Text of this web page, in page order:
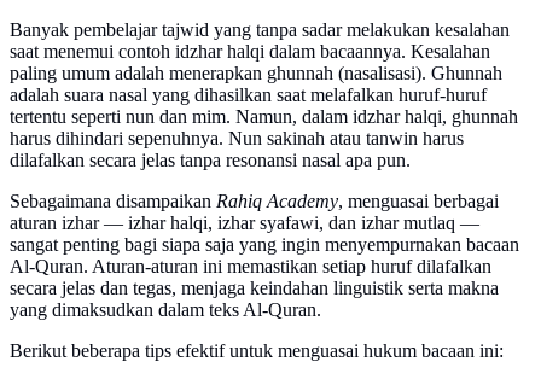
Banyak pembelajar tajwid yang tanpa sadar melakukan kesalahan
saat menemui contoh idzhar halqi dalam bacaannya. Kesalahan
paling umum adalah menerapkan ghunnah (nasalisasi). Ghunnah
adalah suara nasal yang dihasilkan saat melafalkan huruf-huruf
tertentu seperti nun dan mim. Namun, dalam idzhar halqi, ghunnah
harus dihindari sepenuhnya. Nun sakinah atau tanwin harus
dilafalkan secara jelas tanpa resonansi nasal apa pun.
Sebagaimana disampaikan Rahiq Academy, menguasai berbagai
aturan izhar — izhar halqi, izhar syafawi, dan izhar mutlaq —
sangat penting bagi siapa saja yang ingin menyempurnakan bacaan
Al-Quran. Aturan-aturan ini memastikan setiap huruf dilafalkan
secara jelas dan tegas, menjaga keindahan linguistik serta makna
yang dimaksudkan dalam teks Al-Quran.
Berikut beberapa tips efektif untuk menguasai hukum bacaan ini: